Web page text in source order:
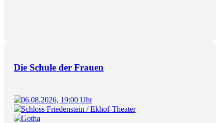
Die Schule der Frauen
06.08.2026, 19:00 Uhr
Schloss Friedenstein / Ekhof-Theater
Gotha